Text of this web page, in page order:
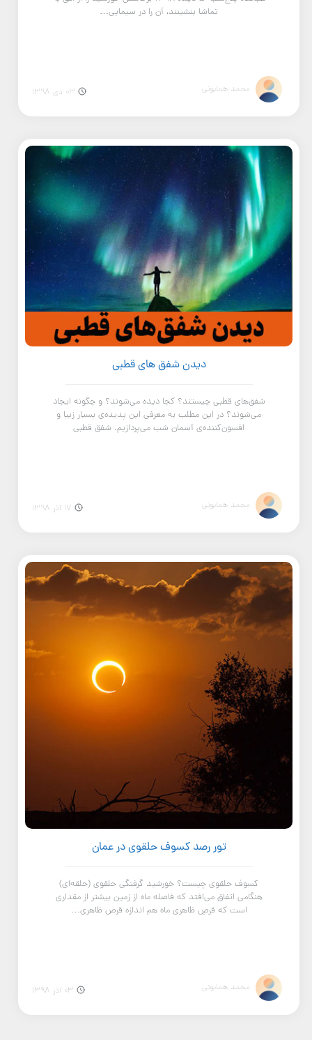
تماشا بنشینند، آن را در سیمایی…
محمد همایونی 03 دی 1398
دیدن شفق های قطبی
شفق‌های قطبی چیستند؟ کجا دیده می‌شوند؟ و چگونه ایجاد
می‌شوند؟ در این مطلب به معرفی این پدیده‌ی بسیار زیبا و
افسون‌کننده‌ی آسمان شب می‌پردازیم. شفق قطبی
محمد همایونی 17 آذر 1398
تور رصد کسوف حلقوی در عمان
کسوف حلقوی چیست؟ خورشید گرفتگی حلقوی (حلقه‌ای)
هنگامی اتفاق می‌افتد که فاصله ماه از زمین بیشتر از مقداری
است که قرصِ ظاهری ماه هم اندازه قرص ظاهری…
محمد همایونی 03 آذر 1398